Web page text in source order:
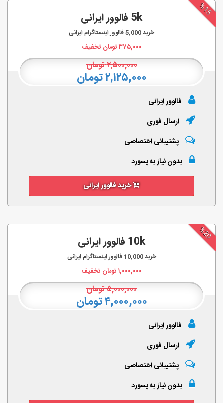
%15
5k فالوور ایرانی
خرید5,000فالوور اینستاگرام ایرانی
۳۷۵,۰۰۰تومان تخفیف
۲,۵۰۰,۰۰۰تومان
۲,۱۲۵,۰۰۰ تومان
فالوور ایرانی
ارسال فوری
پشتیبانی اختصاصی
بدون نیاز به پسورد
خرید فالوور ایرانی
%20
10k فالوور ایرانی
خرید10,000 فالوور اینستاگرام ایرانی
۱,۰۰۰,۰۰۰تومان تخفیف
۵,۰۰۰,۰۰۰تومان
۴,۰۰۰,۰۰۰ تومان
فالوور ایرانی
ارسال فوری
پشتیبانی اختصاصی
بدون نیاز به پسورد